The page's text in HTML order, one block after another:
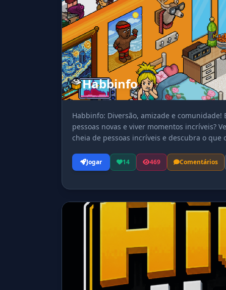
Habbinfo
Habbinfo: Diversão, amizade e
pessoas novas e viver momentos incríveis?
cheia de pessoas incríveis e descubra o
Jogar 14 469 Comentários